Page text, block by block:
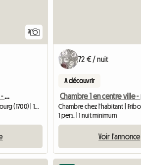
3
Chambre 2 en centre ville - proche université
Chambre chez l'habitant | Fribourg (1700) | 10 M2
72 € / nuit
A découvrir
1 pers. | 1 nuit minimum
Voir l'annonce